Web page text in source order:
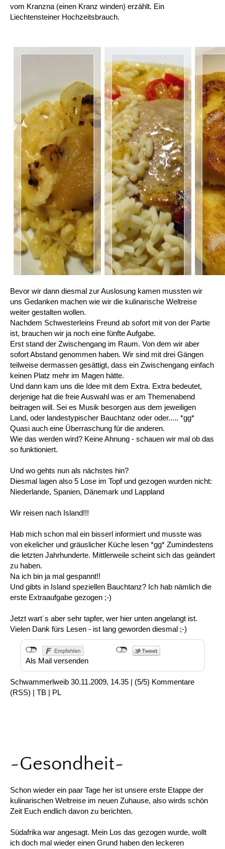
vom Kranzna (einen Kranz winden) erzählt. Ein
Liechtensteiner Hochzeitsbrauch.
Bevor wir dann diesmal zur Auslosung kamen mussten wir
uns Gedanken machen wie wir die kulinarische Weltreise
weiter gestalten wollen.
Nachdem Schwesterleins Freund ab sofort mit von der Partie
ist, brauchen wir ja noch eine fünfte Aufgabe.
Erst stand der Zwischengang im Raum. Von dem wir aber
sofort Abstand genommen haben. Wir sind mit drei Gängen
teilweise dermassen gesättigt, dass ein Zwischengang einfach
keinen Platz mehr im Magen hätte.
Und dann kam uns die Idee mit dem Extra. Extra bedeutet,
derjenige hat die freie Auswahl was er am Themenabend
beitragen will. Sei es Musik besorgen aus dem jeweiligen
Land, oder landestypischer Bauchtanz oder oder..... *gg*
Quasi auch eine Überraschung für die anderen.
Wie das werden wird? Keine Ahnung - schauen wir mal ob das
so funktioniert.
Und wo gehts nun als nächstes hin?
Diesmal lagen also 5 Lose im Topf und gezogen wurden nicht:
Niederlande, Spanien, Dänemark und Lappland
Wir reisen nach Island!!!
Hab mich schon mal ein bisserl informiert und musste was
von ekelicher und gräuslicher Küche lesen *gg* Zumindestens
die letzten Jahrhunderte. Mittlerweile scheint sich das geändert
zu haben.
Na ich bin ja mal gespannt!!
Und gibts in Island speziellen Bauchtanz? Ich hab nämlich die
erste Extraaufgabe gezogen ;-)
Jetzt wart´s aber sehr tapfer, wer hier unten angelangt ist.
Vielen Dank fürs Lesen - ist lang geworden diesmal ;-)
Als Mail versenden
Schwammerlweib 30.11.2009, 14.35 | (5/5) Kommentare
(RSS) | TB | PL
~Gesondheit~
Schon wieder ein paar Tage her ist unsere erste Etappe der
kulinarischen Weltreise im neuen Zuhause, also wirds schön
Zeit Euch endlich davon zu berichten.
Südafrika war angesagt. Mein Los das gezogen wurde, wollt
ich doch mal wieder einen Grund haben den leckeren